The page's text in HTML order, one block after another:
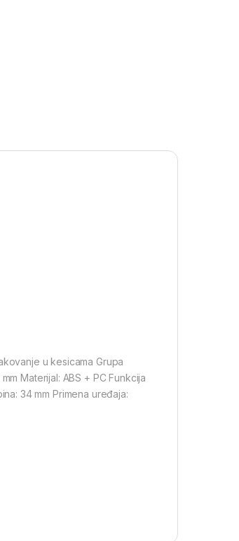
u kesicama Grupa
Materijal: ABS + PC Funkcija
34 mm Primena uređaja: